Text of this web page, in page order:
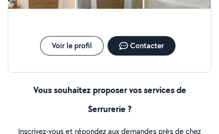
Voir le profil Contacter
Vous souhaitez proposer vos services de
Serrurerie ?
Inscrivez-vous et répondez aux demandes près de chez